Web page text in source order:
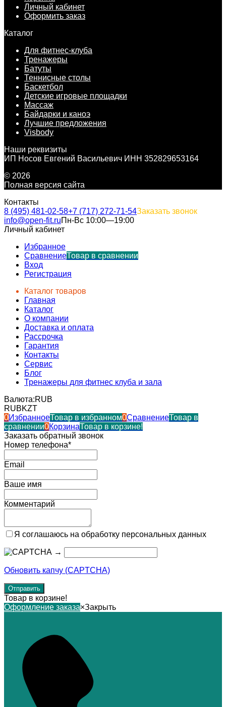
Личный кабинет
Оформить заказ
Каталог
Для фитнес-клуба
Тренажеры
Батуты
Теннисные столы
Баскетбол
Детские игровые площадки
Массаж
Байдарки и каноэ
Лучшие предложения
Visbody
Наши реквизиты
ИП Носов Евгений Васильевич ИНН 352829653164
© 2026
Полная версия сайта
Контакты
8 (495) 481-02-58+7 (717) 272-71-54Заказать звонок
info@open-fit.ruПн-Вс 10:00—19:00
Личный кабинет
Избранное
СравнениеТовар в сравнении
Вход
Регистрация
Каталог товаров
Главная
Каталог
О компании
Доставка и оплата
Рассрочка
Гарантия
Контакты
Сервис
Блог
Тренажеры для фитнес клуба и зала
Валюта:RUB
RUBKZT
0ИзбранноеТовар в избранном0СравнениеТовар в
сравнении0КорзинаТовар в корзине!
Заказать обратный звонок
Номер телефона*
Email
Ваше имя
Комментарий
Я соглашаюсь на обработку персональных данных
→
Обновить капчу (CAPTCHA)
Товар в корзине!
Оформление заказа×Закрыть